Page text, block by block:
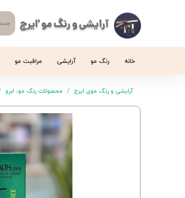
آرایشی و رنگ مو 'ایرج
خانه رنگ مو آرایشی مراقبت مو
آرایشی و رنگ موی ایرج محصولات رنگ مو، ابرو